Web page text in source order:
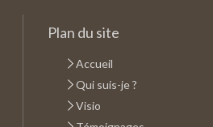
Plan du site
Accueil
Qui suis-je ?
Visio